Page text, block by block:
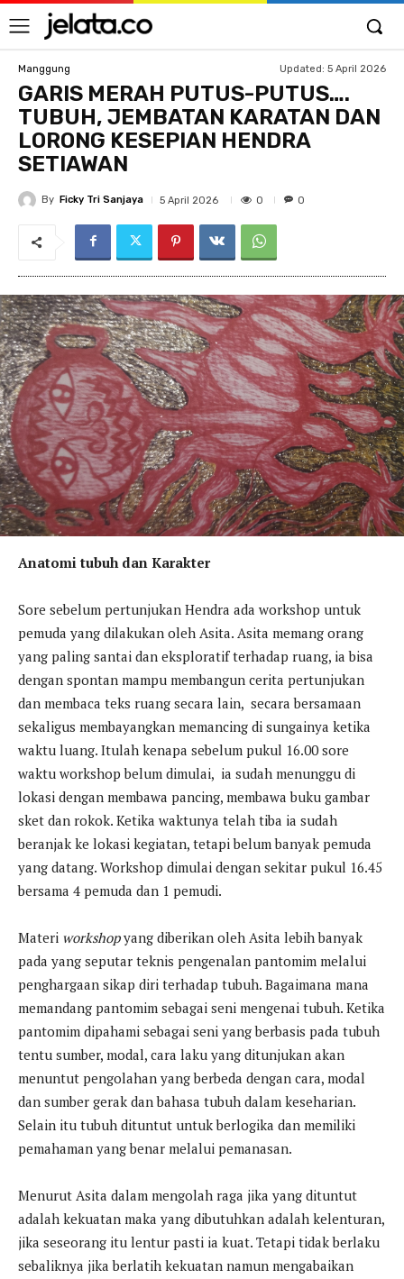
Manggung Updated: 5 April 2026
GARIS MERAH PUTUS-PUTUS….
TUBUH, JEMBATAN KARATAN DAN
LORONG KESEPIAN HENDRA
SETIAWAN
By Ficky Tri Sanjaya 5 April 2026 0 0
Anatomi tubuh dan Karakter
Sore sebelum pertunjukan Hendra ada workshop untuk
pemuda yang dilakukan oleh Asita. Asita memang orang
yang paling santai dan eksploratif terhadap ruang, ia bisa
dengan spontan mampu membangun cerita pertunjukan
dan membaca teks ruang secara lain, secara bersamaan
sekaligus membayangkan memancing di sungainya ketika
waktu luang. Itulah kenapa sebelum pukul 16.00 sore
waktu workshop belum dimulai, ia sudah menunggu di
lokasi dengan membawa pancing, membawa buku gambar
sket dan rokok. Ketika waktunya telah tiba ia sudah
beranjak ke lokasi kegiatan, tetapi belum banyak pemuda
yang datang. Workshop dimulai dengan sekitar pukul 16.45
bersama 4 pemuda dan 1 pemudi.
Materi workshopyang diberikan oleh Asita lebih banyak
pada yang seputar teknis pengenalan pantomim melalui
penghargaan sikap diri terhadap tubuh. Bagaimana mana
memandang pantomim sebagai seni mengenai tubuh. Ketika
pantomim dipahami sebagai seni yang berbasis pada tubuh
tentu sumber, modal, cara laku yang ditunjukan akan
menuntut pengolahan yang berbeda dengan cara, modal
dan sumber gerak dan bahasa tubuh dalam keseharian.
Selain itu tubuh dituntut untuk berlogika dan memiliki
pemahaman yang benar melalui pemanasan.
Menurut Asita dalam mengolah raga jika yang dituntut
adalah kekuatan maka yang dibutuhkan adalah kelenturan,
jika seseorang itu lentur pasti ia kuat. Tetapi tidak berlaku
sebaliknya jika berlatih kekuatan namun mengabaikan